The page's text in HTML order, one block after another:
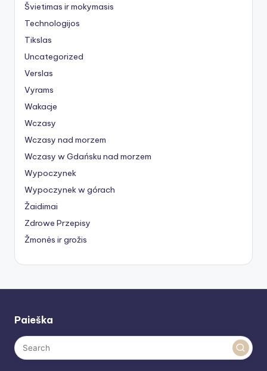
Švietimas ir mokymasis
Technologijos
Tikslas
Uncategorized
Verslas
Vyrams
Wakacje
Wczasy
Wczasy nad morzem
Wczasy w Gdańsku nad morzem
Wypoczynek
Wypoczynek w górach
Žaidimai
Zdrowe Przepisy
Žmonės ir grožis
Paieška